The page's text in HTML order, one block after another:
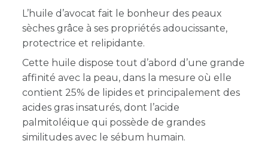
L’huile d’avocat fait le bonheur des peaux
sèches grâce à ses propriétés adoucissante,
protectrice et relipidante.
Cette huile dispose tout d’abord d’une grande
affinité avec la peau, dans la mesure où elle
contient 25% de lipides et principalement des
acides gras insaturés, dont l’acide
palmitoléique qui possède de grandes
similitudes avec le sébum humain.